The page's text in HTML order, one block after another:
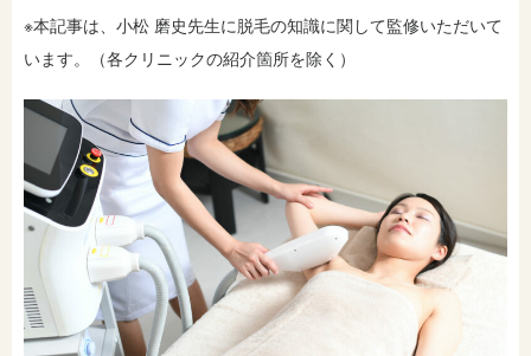
※本記事は、小松 磨史先生に脱毛の知識に関して監修いただいて
います。（各クリニックの紹介箇所を除く）